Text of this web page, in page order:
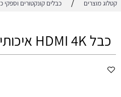
/ כבלים קונקטורים וספקי כח /